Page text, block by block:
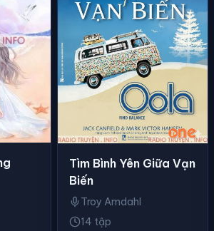
Tìm Bình Yên Giữa Vạn
Biến
Troy Amdahl
14 tập